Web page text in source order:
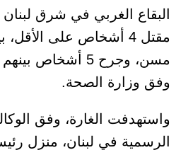
البقاع الغربي في شرق
مقتل 4 أشخاص على
مسن، وجرح 5
وفق وزارة الصحة.
واستهدفت الغارة، وفق
الرسمية في لبنان، منزل